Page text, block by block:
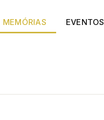
MEMÓRIAS EVENTOS